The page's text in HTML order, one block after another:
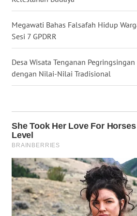
Megawati Bahas Falsafah Hidup
Sesi 7 GPDRR
Desa Wisata Tenganan
dengan Nilai-Nilai Tradisional
KALTARA
KALSEL
WN
SULSEL
WN
GORONTALO
WN
SULUT